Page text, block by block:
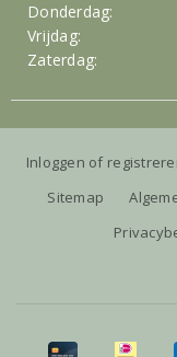
Donderdag:
Vrijdag:
Zaterdag:
Inloggen of
Sitemap